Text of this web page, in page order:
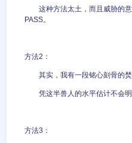
这种方法太土，而且威胁的
PASS。
方法2：
其实，我有一段铭心刻骨
凭这半兽人的水平估计不会
方法3：